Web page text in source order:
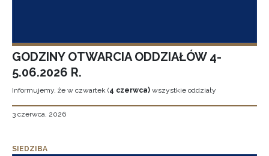
GODZINY OTWARCIA ODDZIAŁÓW 4-
5.06.2026 R.
Informujemy, że w czwartek (4 czerwca) wszystkie oddziały
3 czerwca, 2026
SIEDZIBA